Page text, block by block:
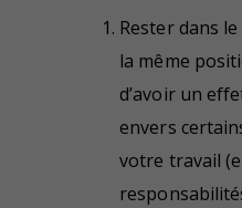
Rester dans
la même
d’avoir un
envers
votre travail